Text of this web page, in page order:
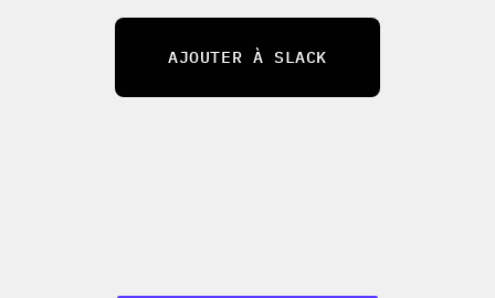
analyse des publicités et des insights
préféré de votre équipe.
AJOUTER À SLACK